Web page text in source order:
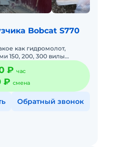
Bobcat S770
как гидромолот,
150, 200, 300 вилы
₽ час
₽ смена
Обратный звонок